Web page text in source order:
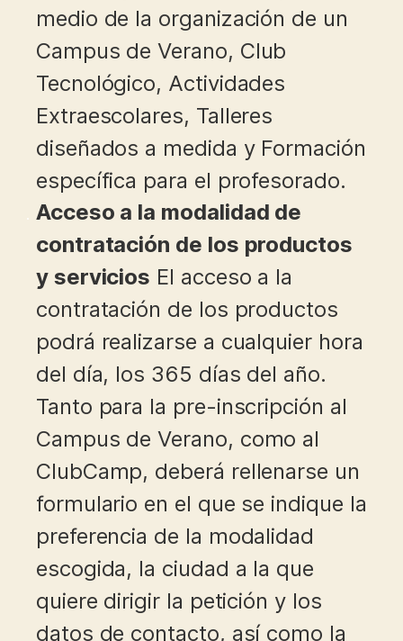
medio de la organización de un
Campus de Verano, Club
Tecnológico, Actividades
Extraescolares, Talleres
diseñados a medida y Formación
específica para el profesorado.
Acceso a la modalidad de
contratación de los productos
y servicios El acceso a la
contratación de los productos
podrá realizarse a cualquier hora
del día, los 365 días del año.
Tanto para la pre-inscripción al
Campus de Verano, como al
ClubCamp, deberá rellenarse un
formulario en el que se indique la
preferencia de la modalidad
escogida, la ciudad a la que
quiere dirigir la petición y los
datos de contacto, así como la